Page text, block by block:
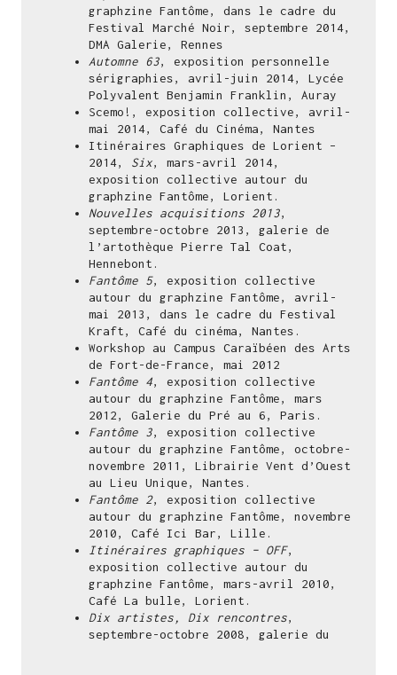
graphzine Fantôme, dans le cadre du
Festival Marché Noir, septembre 2014,
DMA Galerie, Rennes
Automne 63, exposition personnelle
sérigraphies, avril-juin 2014, Lycée
Polyvalent Benjamin Franklin, Auray
Scemo!, exposition collective, avril-
mai 2014, Café du Cinéma, Nantes
Itinéraires Graphiques de Lorient –
2014, Six, mars-avril 2014,
exposition collective autour du
graphzine Fantôme, Lorient.
Nouvelles acquisitions 2013,
septembre-octobre 2013, galerie de
l’artothèque Pierre Tal Coat,
Hennebont.
Fantôme 5, exposition collective
autour du graphzine Fantôme, avril-
mai 2013, dans le cadre du Festival
Kraft, Café du cinéma, Nantes.
Workshop au Campus Caraïbéen des Arts
de Fort-de-France, mai 2012
Fantôme 4, exposition collective
autour du graphzine Fantôme, mars
2012, Galerie du Pré au 6, Paris.
Fantôme 3, exposition collective
autour du graphzine Fantôme, octobre-
novembre 2011, Librairie Vent d’Ouest
au Lieu Unique, Nantes.
Fantôme 2, exposition collective
autour du graphzine Fantôme, novembre
2010, Café Ici Bar, Lille.
Itinéraires graphiques – OFF,
exposition collective autour du
graphzine Fantôme, mars-avril 2010,
Café La bulle, Lorient.
Dix artistes, Dix rencontres,
septembre-octobre 2008, galerie du